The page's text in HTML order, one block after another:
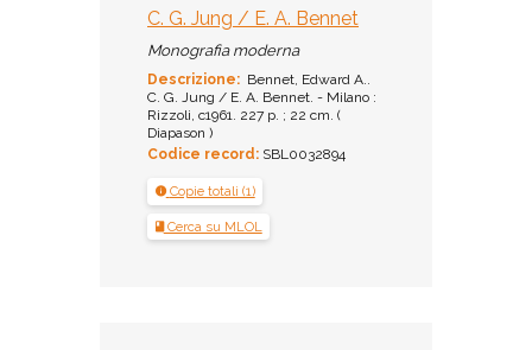
C. G. Jung / E. A. Bennet
Monografia moderna
Descrizione: Bennet, Edward A..
C. G. Jung / E. A. Bennet. - Milano :
Rizzoli, c1961. 227 p. ; 22 cm. (
Diapason )
Codice record: SBL0032894
Copie totali (1)
Cerca su MLOL